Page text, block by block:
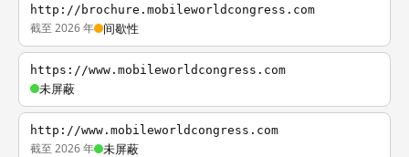
http://brochure.mobileworldcongress.com
截至 2026 年 间歇性
https://www.mobileworldcongress.com
未屏蔽
http://www.mobileworldcongress.com
截至 2026 年 未屏蔽